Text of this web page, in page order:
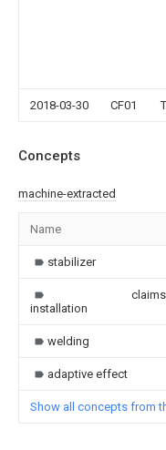
2018-03-30 CF01
Concepts
machine-extracted
Name
stabilizer
installation
welding
adaptive effect
Show all concepts from